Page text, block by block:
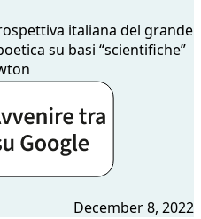
italiana del grande
su basi “scientifiche”
December 8, 2022